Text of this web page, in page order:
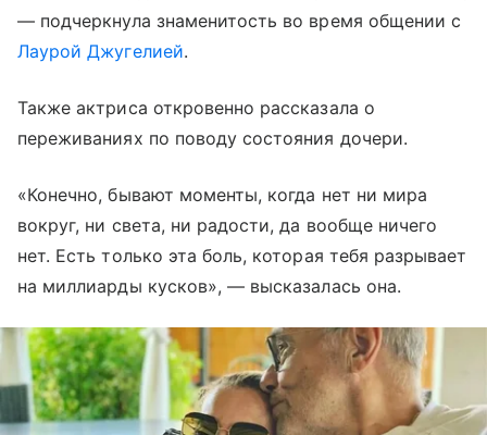
— подчеркнула знаменитость во время общении с
Лаурой Джугелией.
Также актриса откровенно рассказала о
переживаниях по поводу состояния дочери.
«Конечно, бывают моменты, когда нет ни мира
вокруг, ни света, ни радости, да вообще ничего
нет. Есть только эта боль, которая тебя разрывает
на миллиарды кусков», — высказалась она.